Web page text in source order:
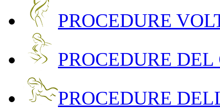
PROCEDURE
PROCEDURE DEL
PROCEDURE